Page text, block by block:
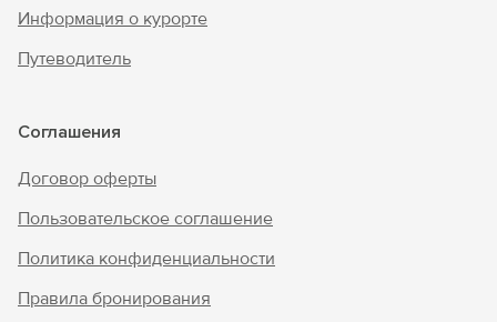
Информация о курорте
Путеводитель
Соглашения
Договор оферты
Пользовательское соглашение
Политика конфиденциальности
Правила бронирования